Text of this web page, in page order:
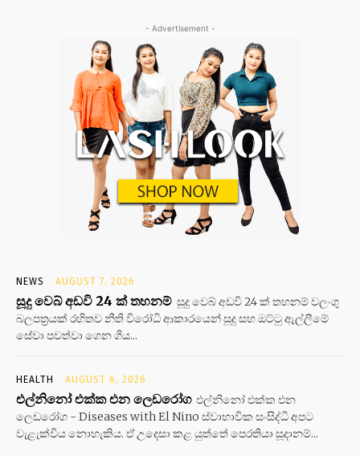
- Advertisement -
NEWS AUGUST 7, 2026
සූදු වෙබ් අඩවි 24 ක් තහනම් සූදු වෙබ් අඩවි 24 ක් තහනම් වලංගු
බලපත්‍රයක් රහිතව නීති විරෝධි ආකාරයෙන් සූදු සහ ඔට්ටු ඇල්ලීමේ
සේවා පවත්වා ගෙන ගිය...
HEALTH AUGUST 6, 2026
එල්නිනෝ එක්ක එන ලෙඩරෝග එල්නිනෝ එක්ක එන
ලෙඩරෝග - Diseases with El Nino ස්වාභාවික සංසිද්ධි අපට
වැළැක්විය නොහැකිය. ඒ උදෙසා කළ යුත්තේ පෙරතියා සූදානම්...